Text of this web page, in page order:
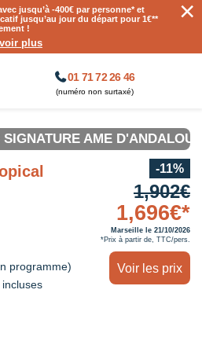
jusqu’à-400€ par personne* et
jusqu’au jour du départ pour 1€**
!
plus
×
01 71 72 26 46
(numéro non surtaxé)
AME
programme)
-11%
1,902€
1,696€*
Marseille le 21/10/2026
*Prix à partir de, TTC/pers.
Voir les prix